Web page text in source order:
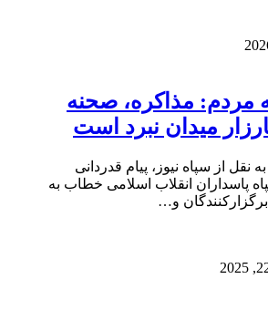
مردم: مذاکره، صحنه
میدان نبرد است
نقل از سپاه نیوز، پیام قدردانی
پاسداران انقلاب اسلامی خطاب به
و…